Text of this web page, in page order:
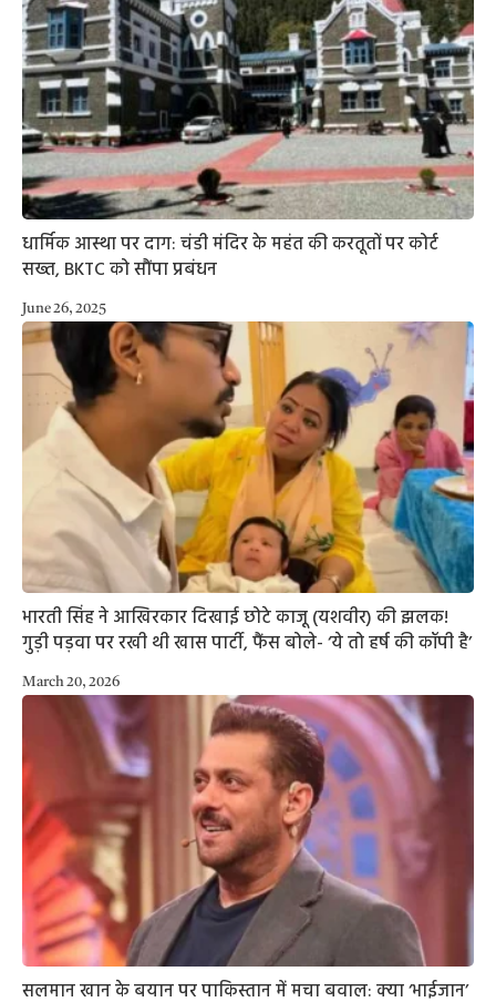
धार्मिक आस्था पर दाग: चंडी मंदिर के महंत की करतूतों पर कोर्ट
सख्त, BKTC को सौंपा प्रबंधन
June 26, 2025
भारती सिंह ने आखिरकार दिखाई छोटे काजू (यशवीर) की झलक!
गुड़ी पड़वा पर रखी थी खास पार्टी, फैंस बोले- ‘ये तो हर्ष की कॉपी है’
March 20, 2026
सलमान खान के बयान पर पाकिस्तान में मचा बवाल: क्या ‘भाईजान’